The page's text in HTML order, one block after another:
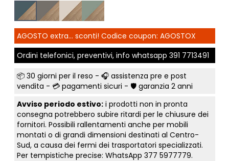
AGOSTO extra... sconti! Codice coupon: AGOSTOX
Ordini telefonici, preventivi, info whatsapp 391 7713491
📦 30 giorni per il reso - 🎧 assistenza pre e post
vendita - 💳 pagamenti sicuri - 🛡️ garanzia 2 anni
Avviso periodo estivo:i prodotti non in pronta
consegna potrebbero subire ritardi per le chiusure dei
fornitori. Possibili rallentamenti anche per mobili
montati o di grandi dimensioni destinati al Centro-
Sud, a causa dei fermi dei trasportatori specializzati.
Per tempistiche precise: WhatsApp 377 5977779.